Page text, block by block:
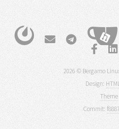
2026 © Bergamo
Design:
Theme
Commit: